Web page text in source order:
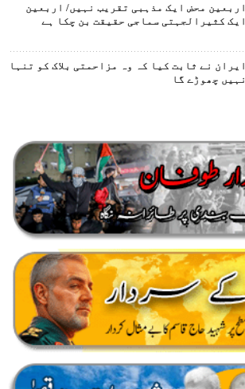
اربعین محض ایک مذہبی تقریب نہیں/ اربعین
ایک کثیرالجہتی سماجی حقیقت بن چکا ہے
ایران نے ثابت کیا کہ وہ مزاحمتی بلاک کو تنہا
نہیں چھوڑے گا